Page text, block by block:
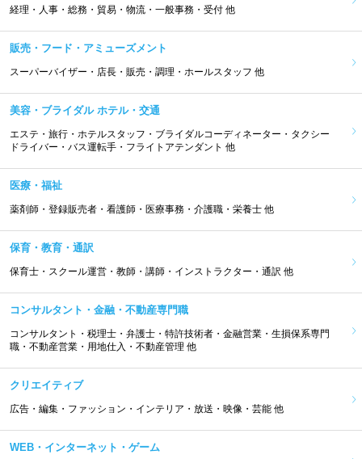
経理・人事・総務・貿易・物流・一般事務・受付 他
販売・フード・アミューズメント
スーパーバイザー・店長・販売・調理・ホールスタッフ 他
美容・ブライダル ホテル・交通
エステ・旅行・ホテルスタッフ・ブライダルコーディネーター・タクシー
ドライバー・バス運転手・フライトアテンダント 他
医療・福祉
薬剤師・登録販売者・看護師・医療事務・介護職・栄養士 他
保育・教育・通訳
保育士・スクール運営・教師・講師・インストラクター・通訳 他
コンサルタント・金融・不動産専門職
コンサルタント・税理士・弁護士・特許技術者・金融営業・生損保系専門
職・不動産営業・用地仕入・不動産管理 他
クリエイティブ
広告・編集・ファッション・インテリア・放送・映像・芸能 他
WEB・インターネット・ゲーム